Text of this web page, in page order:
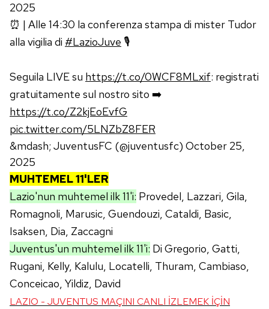
2025
⏰ | Alle 14:30 la conferenza stampa di mister Tudor
alla vigilia di #LazioJuve 🎙️
Seguila LIVE su https://t.co/0WCF8MLxif: registrati
gratuitamente sul nostro sito ➡️
https://t.co/Z2kjEoEvfG
pic.twitter.com/5LNZbZ8FER
&mdash; JuventusFC (@juventusfc) October 25,
2025
MUHTEMEL 11'LER
Lazio'nun muhtemel ilk 11'i: Provedel, Lazzari, Gila,
Romagnoli, Marusic, Guendouzi, Cataldi, Basic,
Isaksen, Dia, Zaccagni
Juventus'un muhtemel ilk 11'i: Di Gregorio, Gatti,
Rugani, Kelly, Kalulu, Locatelli, Thuram, Cambiaso,
Conceicao, Yildiz, David
LAZIO - JUVENTUS MAÇINI CANLI İZLEMEK İÇİN